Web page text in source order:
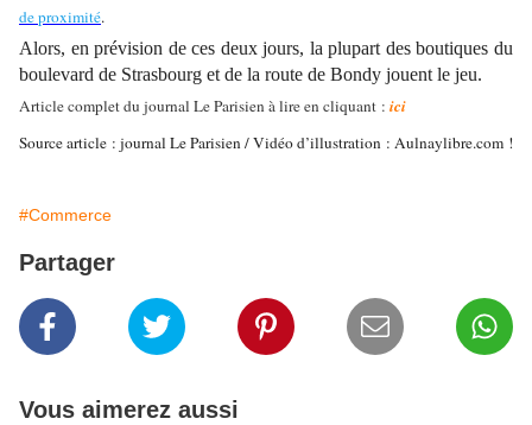
de proximité.
Alors, en prévision de ces deux jours, la plupart des boutiques du
boulevard de Strasbourg et de la route de Bondy jouent le jeu.
Article complet du journal Le Parisien à lire en cliquant : ici
Source article : journal Le Parisien / Vidéo d’illustration : Aulnaylibre.com !
#Commerce
Partager
Vous aimerez aussi